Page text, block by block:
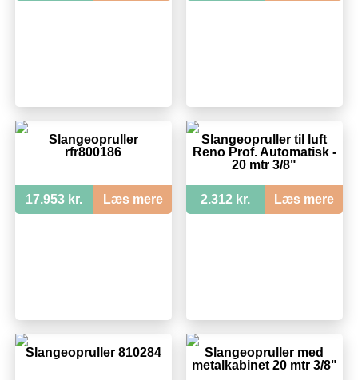
Slangeopruller
rfr800186
17.953 kr. Læs mere
Slangeopruller til luft
Reno Prof. Automatisk -
20 mtr 3/8"
2.312 kr. Læs mere
Slangeopruller 810284
Slangeopruller med
metalkabinet 20 mtr 3/8"